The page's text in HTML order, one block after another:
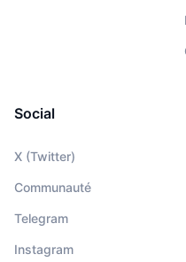
Social
X (Twitter)
Communauté
Telegram
Instagram